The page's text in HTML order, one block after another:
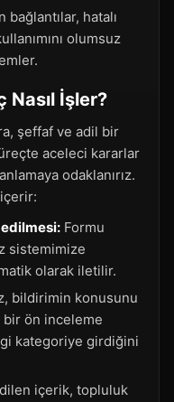
bağlantılar, hatalı
olumsuz
Nasıl İşler?
şeffaf ve adil bir
aceleci kararlar
odaklanırız.
Formu
sistemimize
olarak iletilir.
bildirimin konusunu
ön inceleme
kategoriye girdiğini
içerik, topluluk